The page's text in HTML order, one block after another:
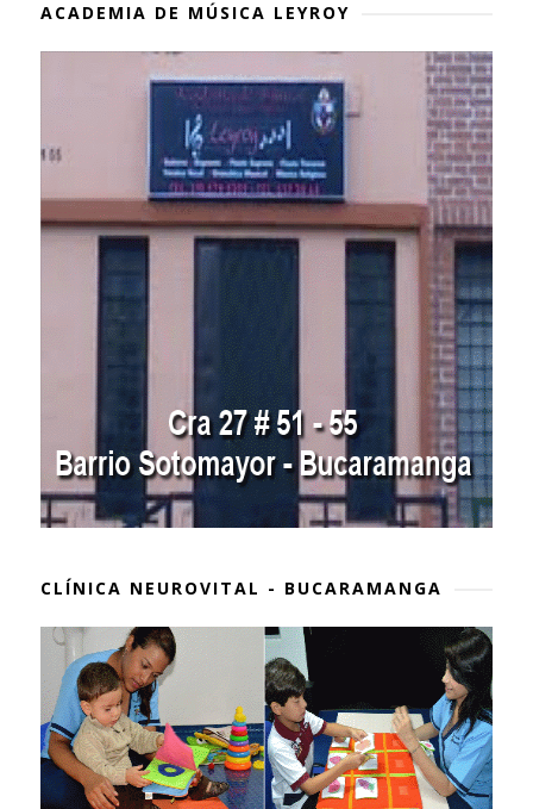
ACADEMIA DE MÚSICA LEYROY
CLÍNICA NEUROVITAL - BUCARAMANGA